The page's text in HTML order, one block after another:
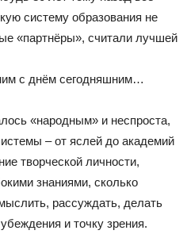
систему образования не
«партнёры», считали лучшей
с днём сегодняшним…
«народным» и неспроста,
– от яслей до академий
творческой личности,
знаниями, сколько
рассуждать, делать
и точку зрения.